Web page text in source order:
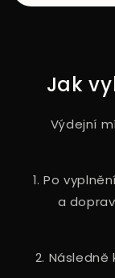
Jak
Výdejní
1. Po
a
2. Následně